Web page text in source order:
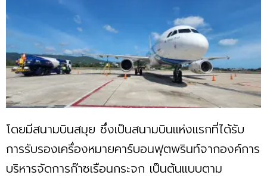
โดยมีสนามบินสมุย ซึ่งเป็นสนามบินเเห่งเเรกที่ได้รับ
การรับรองเครื่องหมายคาร์บอนฟุตพรินท์จากองค์การ
บริหารจัดการก๊าซเรือนกระจก เป็นต้นแบบตาม